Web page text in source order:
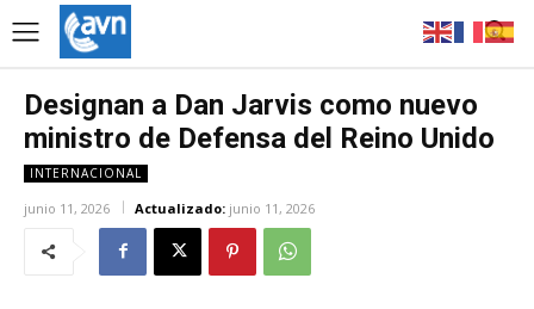
Designan a Dan Jarvis como nuevo
ministro de Defensa del Reino Unido
INTERNACIONAL
junio 11, 2026 Actualizado: junio 11, 2026